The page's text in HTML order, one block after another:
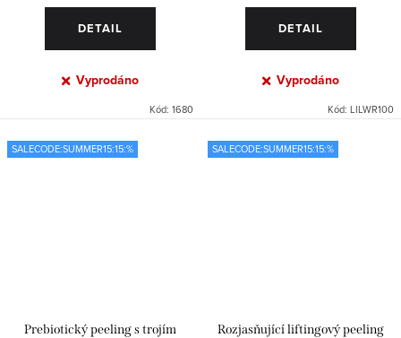
DETAIL
Vyprodáno
Kód: 1680
DETAIL
Vyprodáno
Kód: LILWR100
SALECODE:SUMMER15:15:%
Prebiotický peeling s trojím
SALECODE:SUMMER15:15:%
Rozjasňující liftingový peeling